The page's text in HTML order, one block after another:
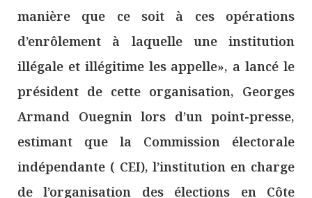
manière que ce soit à ces opérations
d’enrôlement à laquelle une institution
illégale et illégitime les appelle», a lancé le
président de cette organisation, Georges
Armand Ouegnin lors d’un point-presse,
estimant que la Commission électorale
indépendante ( CEI), l’institution en charge
de l’organisation des élections en Côte